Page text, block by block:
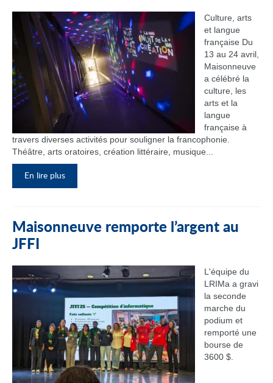
Culture, arts
et langue
française Du
13 au 24 avril,
Maisonneuve
a célébré la
culture, les
arts et la
langue
française à
travers diverses activités pour souligner la francophonie.
Théâtre, arts oratoires, création littéraire, musique...
En lire plus
Maisonneuve remporte l’argent au
JFFI
L'équipe du
LRIMa a gravi
la seconde
marche du
podium et
remporté une
bourse de
3600 $.